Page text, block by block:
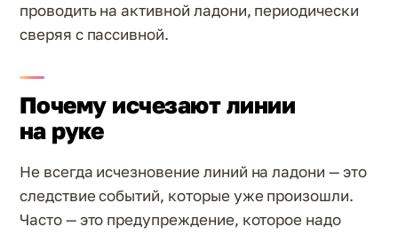
проводить на активной ладони, периодически
сверяя с пассивной.
Почему исчезают линии
на руке
Не всегда исчезновение линий на ладони — это
следствие событий, которые уже произошли.
Часто — это предупреждение, которое надо